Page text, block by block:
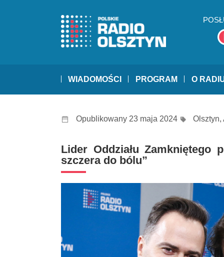
WIADOMOŚCI PROGRAM O
Opublikowany 23 maja 2024 Olsztyn,
Lider Oddziału Zamkniętego
szczera do bólu”